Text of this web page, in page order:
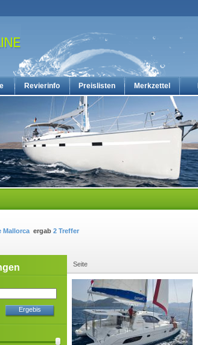
Revierinfo Preislisten Merkzettel
auf yachten-online
Mallorca ergab 2 Treffer
Seite
Ergebis